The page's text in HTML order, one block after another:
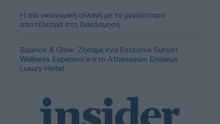
Η πιο οικονομική αλλαγή με το μεγαλύτερο
αποτέλεσμα στη διακόσμηση
Balance & Glow: Ζήσαμε ένα Exclusive Sunset
Wellness Experience στο Athenaeum Eridanus
Luxury Hotel